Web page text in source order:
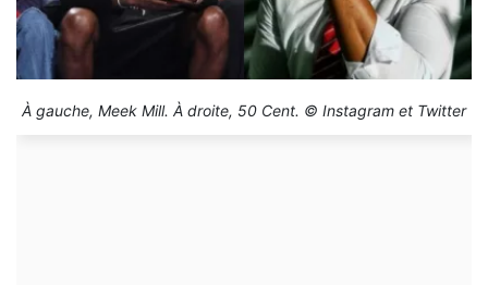
À gauche, Meek Mill. À droite, 50 Cent. © Instagram et Twitter